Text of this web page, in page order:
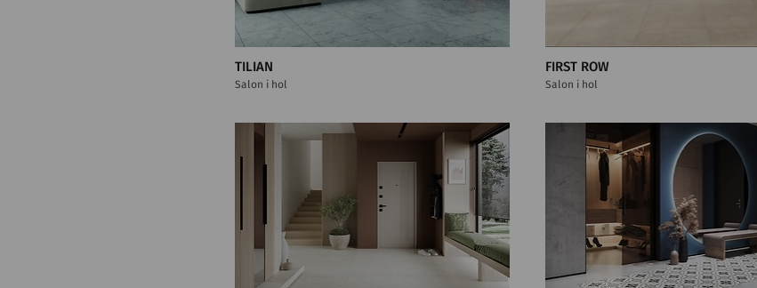
TILIAN
Salon i hol
FIRST ROW
Salon i hol